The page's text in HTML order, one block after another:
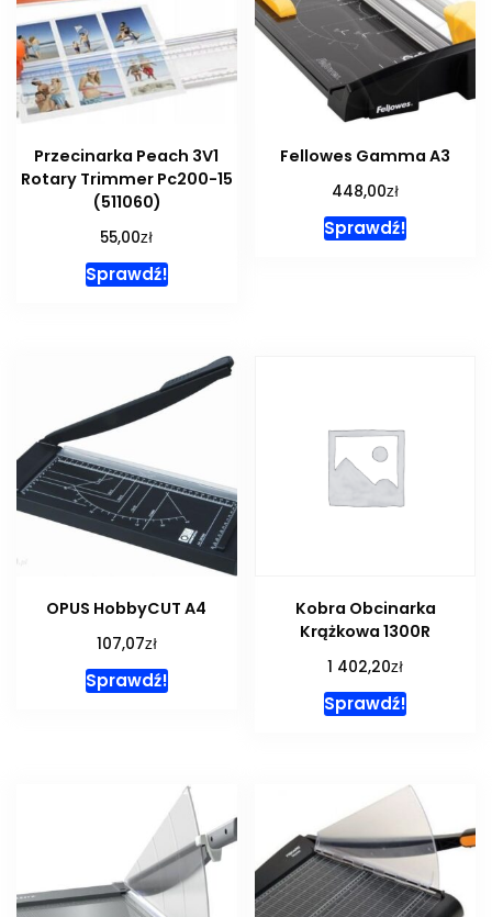
Przecinarka Peach 3V1
Rotary Trimmer Pc200-15
(511060)
55,00zł
Sprawdź!
Fellowes Gamma A3
448,00zł
Sprawdź!
OPUS HobbyCUT A4
107,07zł
Sprawdź!
Kobra Obcinarka
Krążkowa 1300R
1 402,20zł
Sprawdź!